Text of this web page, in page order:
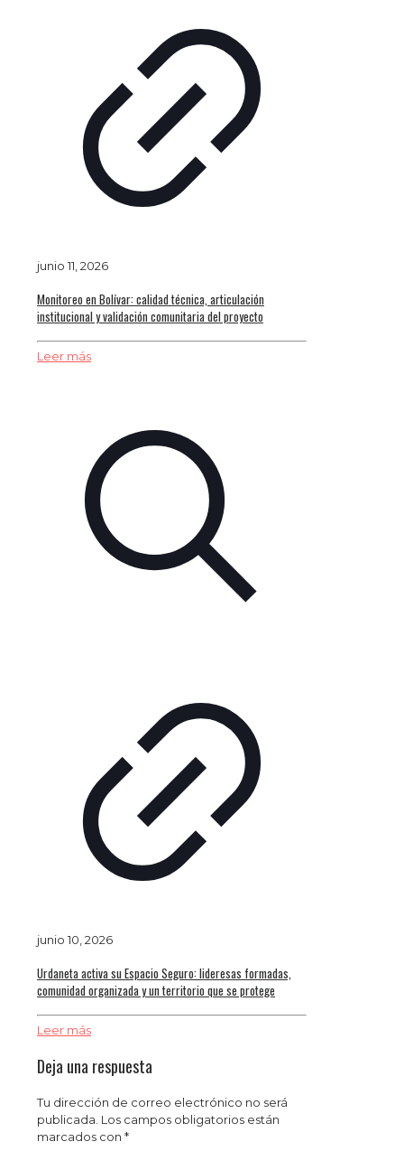
junio 11, 2026
Monitoreo en Bolívar: calidad técnica, articulación
institucional y validación comunitaria del proyecto
Leer más
junio 10, 2026
Urdaneta activa su Espacio Seguro: lideresas formadas,
comunidad organizada y un territorio que se protege
Leer más
Deja una respuesta
Tu dirección de correo electrónico no será
publicada. Los campos obligatorios están
marcados con *